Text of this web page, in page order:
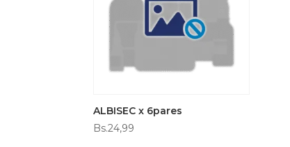
ALBISEC x 6pares
Bs.24,99